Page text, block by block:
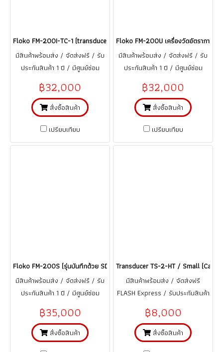
Floko FM-200I-TC-1 (transducer sensor TC-1) เครื่องวัดอัตราการไหลข
มีสินค้าพร้อมส่ง / จัดส่งฟรี / รับ
ประกันสินค้า 1 ปี / มีศูนย์ซ่อม
฿32,000
สั่งซื้อสินค้า
เปรียบเทียบ
Floko FM-200U เครื่องวัดอัตราการไ
มีสินค้าพร้อมส่ง / จัดส่งฟรี / รับ
ประกันสินค้า 1 ปี / มีศูนย์ซ่อม
฿32,000
สั่งซื้อสินค้า
เปรียบเทียบ
Floko FM-200S (รุ่นบันทึกด้วย SD Card Data logger) เครื่องวัดอัตราการไ
มีสินค้าพร้อมส่ง / จัดส่งฟรี / รับ
ประกันสินค้า 1 ปี / มีศูนย์ซ่อม
฿35,000
สั่งซื้อสินค้า
Transducer TS-2-HT / Small
มีสินค้าพร้อมส่ง / จัดส่งฟรี
FLASH Express / รับประกันสินค้า
คู่มือ)
฿8,000
สั่งซื้อสินค้า